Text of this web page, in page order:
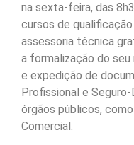
na sexta-feira, das
cursos de
assessoria técnica
a formalização do
e expedição de
Profissional e
órgãos públicos,
Comercial.